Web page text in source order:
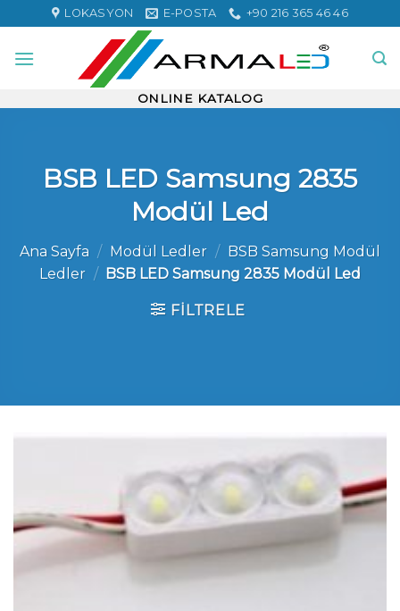
to
content
LOKASYON E-POSTA +90 216 365 46 46
ONLINE KATALOG
BSB LED Samsung 2835
Modül Led
Ana Sayfa / Modül Ledler /
BSB Samsung Modül
Ledler / BSB LED Samsung 2835 Modül Led
FILTRELE